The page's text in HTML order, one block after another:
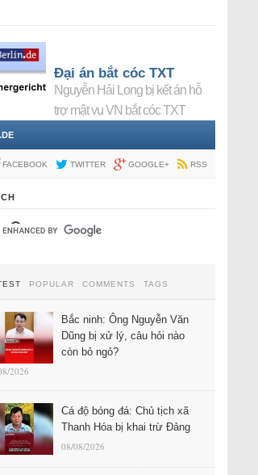
Đại án bắt cóc TXT
Nguyễn Hải Long bị kết án hỗ
trợ mật vụ VN bắt cóc TXT
FACEBOOK TWITTER GOOGLE+ RSS
POPULAR COMMENTS TAGS
Bắc ninh: Ông Nguyễn Văn
Dũng bị xử lý, câu hỏi nào
còn bỏ ngỏ?
2026
Cá độ bóng đá: Chủ tịch xã
Thanh Hóa bị khai trừ Đảng
08/08/2026